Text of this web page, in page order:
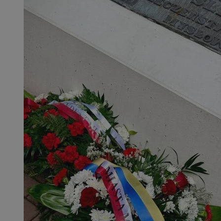
ustat_exc8mad1xduy0j7u0zfaiwzsrzvkyr
__eoi .m-ce.pl
Media Force Ltd
.mfadsrvr.com
DSID
Google LLC
.doubleclick.net
59 minut 53
sekundy
mc
Quality Unit LLC
.quantserve.com
1 rok 1
.youtube.com
mlcwc
.moloco.com
__mguid_
.mediago.io
openstat_rwj63gnvkvuh0j6uty938hedXs0jcf
.openstat.eu
x
.advolve.io